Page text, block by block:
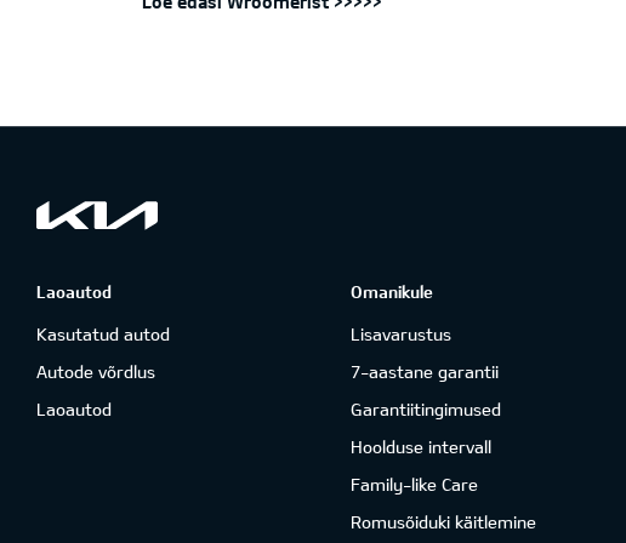
Laoautod
Kasutatud autod
Autode võrdlus
Laoautod
Omanikule
Lisavarustus
7-aastane garantii
Garantiitingimused
Hoolduse intervall
Family-like Care
Romusõiduki käitlemine